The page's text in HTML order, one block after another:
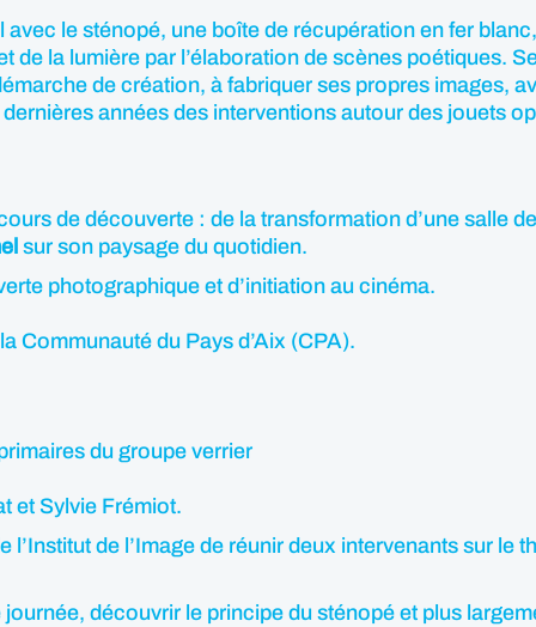
le sténopé, une boîte de récupération en fer
de la lumière par l’élaboration de scènes
de création, à fabriquer ses propres images,
années des interventions autour des jouets
de découverte : de la transformation d’une salle
sur son paysage du quotidien.
photographique et d’initiation au cinéma.
Communauté du Pays d’Aix (CPA).
du groupe verrier
et Sylvie Frémiot.
l’Institut de l’Image de réunir deux intervenants sur
découvrir le principe du sténopé et plus